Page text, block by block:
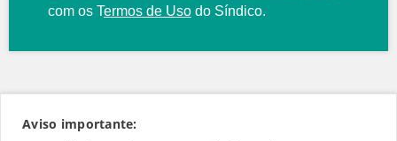
com os Termos de Uso do Síndico.
Aviso importante: